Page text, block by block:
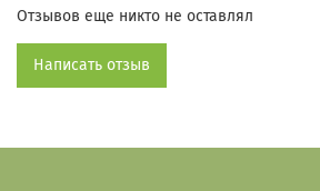
Отзывов еще никто не оставлял
Написать отзыв